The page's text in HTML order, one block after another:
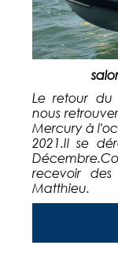
Le retour du
nous
Mercury à
2021.Il se
recevoir des
Matthieu.